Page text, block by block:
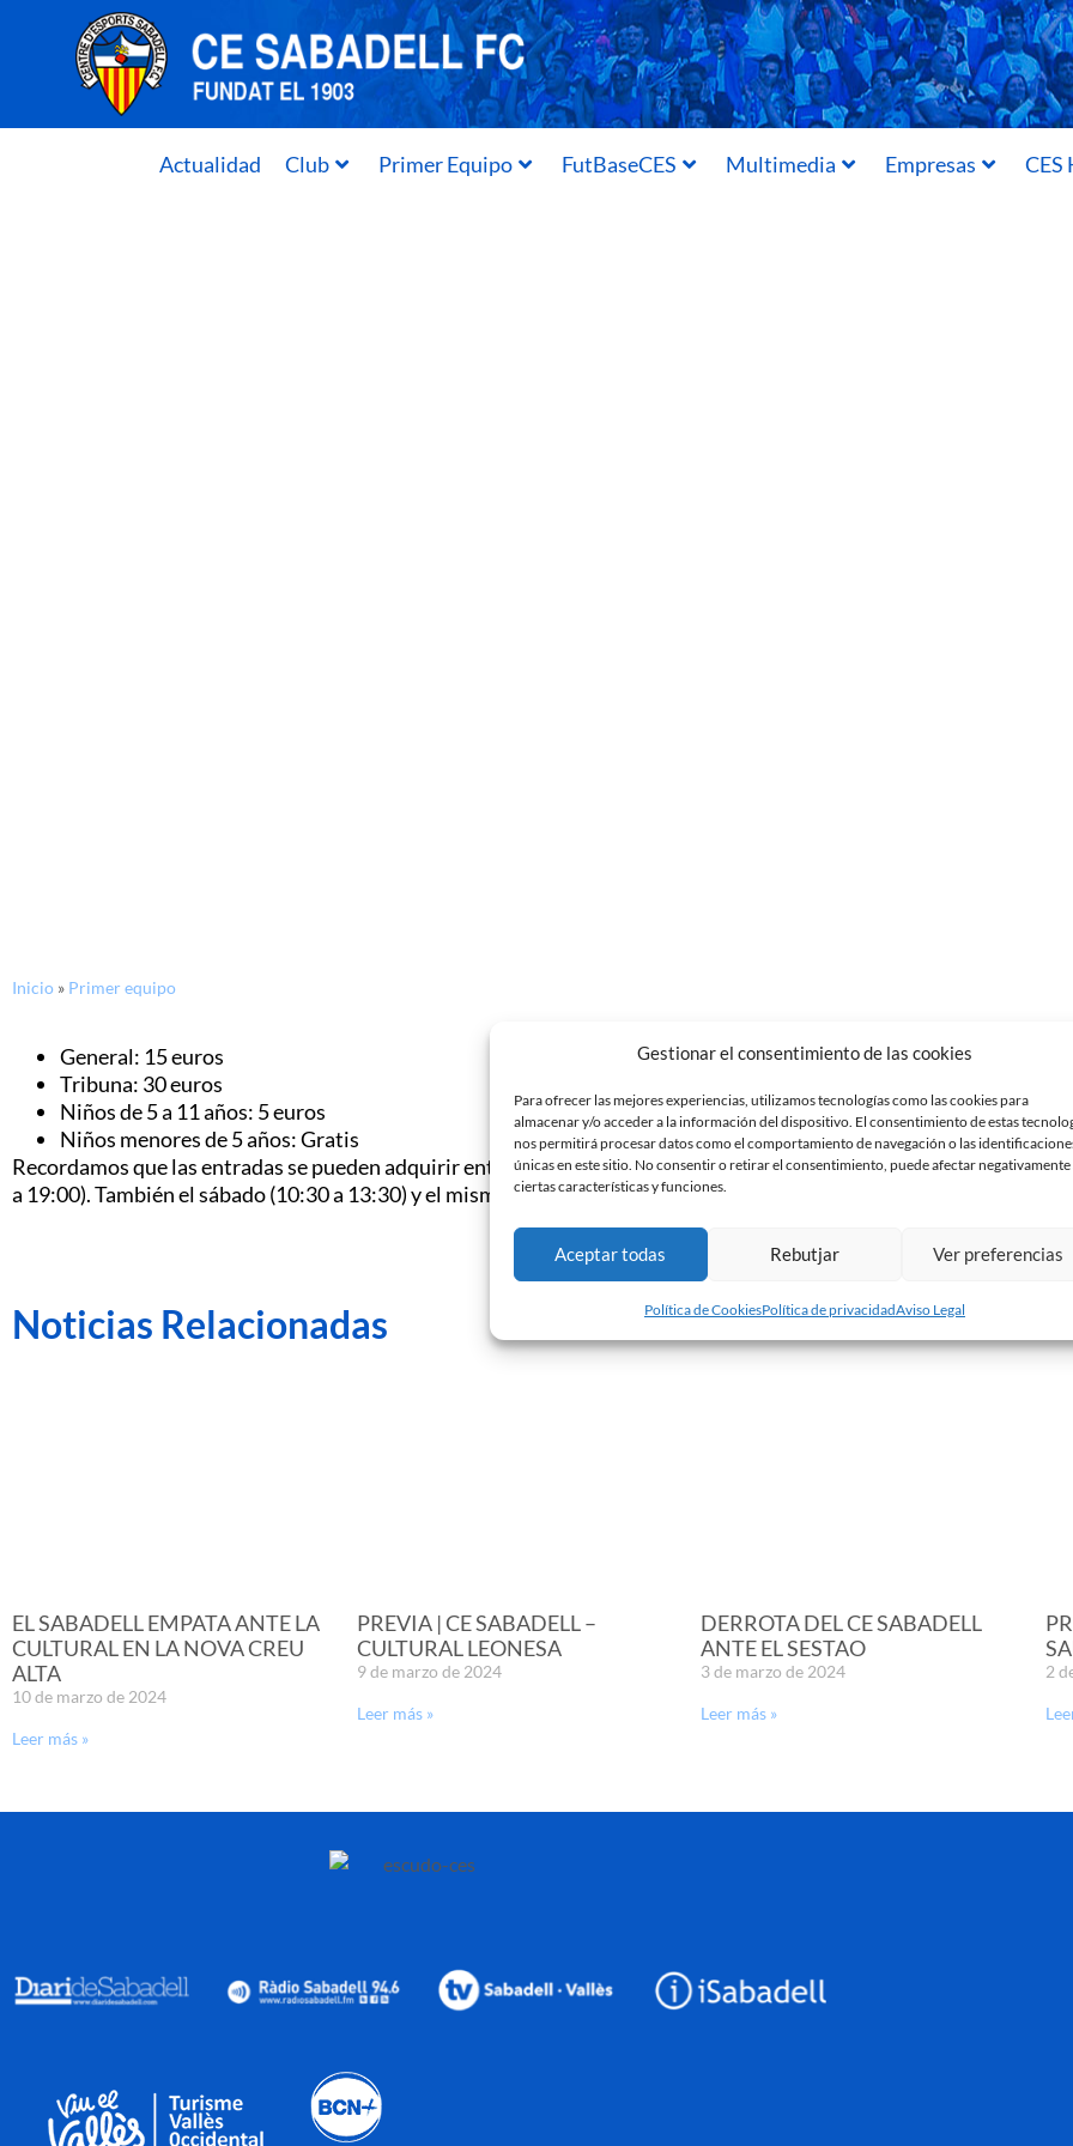
Gestionar el consentimiento de las cookies
Para ofrecer las mejores experiencias, utilizamos tecnologías como las cookies para
almacenar y/o acceder a la información del dispositivo. El consentimiento de estas
nos permitirá procesar datos como el comportamiento de navegación o las
únicas en este sitio. No consentir o retirar el consentimiento, puede afectar negativamente
ciertas características y funciones.
Aceptar todas Rebutjar Ver preferencias
Política de CookiesPolítica de privacidadAviso Legal
Actualidad Club Primer Equipo FutBaseCES Multimedia Empresas CES
Inicio » Primer equipo
General: 15 euros
Tribuna: 30 euros
Niños de 5 a 11 años: 5 euros
Niños menores de 5 años: Gratis
Recordamos que las entradas se pueden adquirir entre semana en las oficinas del club (10:00 a 14:00 y 16:30
a 19:00). También el sábado (10:30 a 13:30) y el mismo día de partido una hora antes de su comienzo.
Noticias Relacionadas
EL SABADELL EMPATA ANTE LA
CULTURAL EN LA NOVA CREU
ALTA
10 de marzo de 2024
Leer más »
PREVIA | CE SABADELL –
CULTURAL LEONESA
9 de marzo de 2024
Leer más »
DERROTA DEL CE SABADELL
ANTE EL SESTAO
3 de marzo de 2024
Leer más »
2